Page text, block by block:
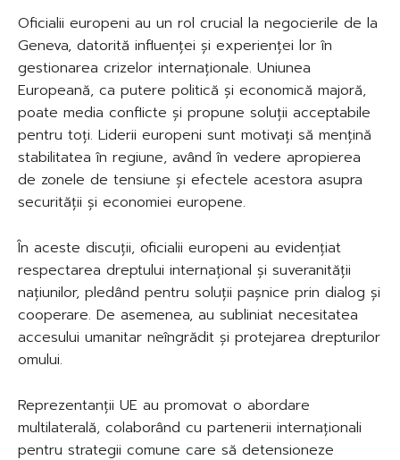
Oficialii europeni au un rol crucial la negocierile de la
Geneva, datorită influenței și experienței lor în
gestionarea crizelor internaționale. Uniunea
Europeană, ca putere politică și economică majoră,
poate media conflicte și propune soluții acceptabile
pentru toți. Liderii europeni sunt motivați să mențină
stabilitatea în regiune, având în vedere apropierea
de zonele de tensiune și efectele acestora asupra
securității și economiei europene.
În aceste discuții, oficialii europeni au evidențiat
respectarea dreptului internațional și suveranității
națiunilor, pledând pentru soluții pașnice prin dialog și
cooperare. De asemenea, au subliniat necesitatea
accesului umanitar neîngrădit și protejarea drepturilor
omului.
Reprezentanții UE au promovat o abordare
multilaterală, colaborând cu partenerii internaționali
pentru strategii comune care să detensioneze